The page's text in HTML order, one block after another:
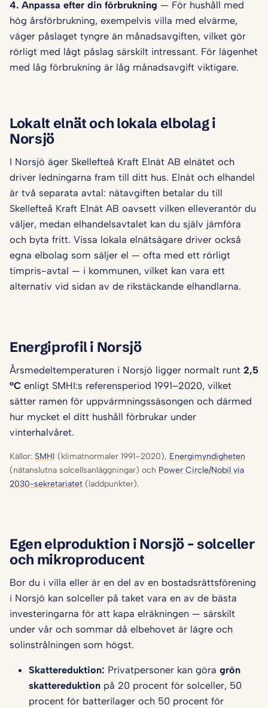
4. Anpassa efter din förbrukning — För hushåll med
hög årsförbrukning, exempelvis villa med elvärme,
väger påslaget tyngre än månadsavgiften, vilket gör
rörligt med lågt påslag särskilt intressant. För lägenhet
med låg förbrukning är låg månadsavgift viktigare.
Lokalt elnät och lokala elbolag i
Norsjö
I Norsjö äger Skellefteå Kraft Elnät AB elnätet och
driver ledningarna fram till ditt hus. Elnät och elhandel
är två separata avtal: nätavgiften betalar du till
Skellefteå Kraft Elnät AB oavsett vilken elleverantör du
väljer, medan elhandelsavtalet kan du själv jämföra
och byta fritt. Vissa lokala elnätsägare driver också
egna elbolag som säljer el — ofta med ett rörligt
timpris-avtal — i kommunen, vilket kan vara ett
alternativ vid sidan av de rikstäckande elhandlarna.
Energiprofil i Norsjö
Årsmedeltemperaturen i Norsjö ligger normalt runt 2,5
°C enligt SMHI:s referensperiod 1991–2020, vilket
sätter ramen för uppvärmningssäsongen och därmed
hur mycket el ditt hushåll förbrukar under
vinterhalvåret.
Källor: SMHI (klimatnormaler 1991–2020), Energimyndigheten
(nätanslutna solcellsanläggningar) och Power Circle/Nobil via
2030-sekretariatet (laddpunkter).
Egen elproduktion i Norsjö – solceller
och mikroproducent
Bor du i villa eller är en del av en bostadsrättsförening
i Norsjö kan solceller på taket vara en av de bästa
investeringarna för att kapa elräkningen — särskilt
under vår och sommar då elbehovet är lägre och
solinstrålningen som högst.
Skattereduktion: Privatpersoner kan göra grön
skattereduktion på 20 procent för solceller, 50
procent för batterilager och 50 procent för